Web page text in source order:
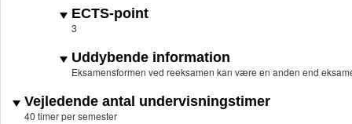
ECTS-point
3
Uddybende information
Eksamensformen ved reeksamen kan være en anden end
Vejledende antal undervisningstimer
40 timer per semester